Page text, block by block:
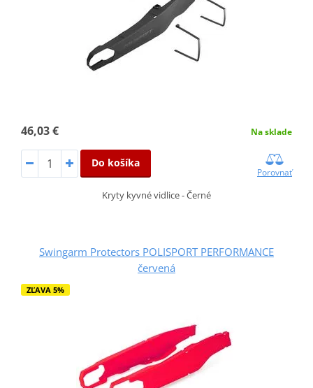
46,03 € Na sklade
Do košíka
Porovnať
Kryty kyvné vidlice - Černé
Swingarm Protectors POLISPORT PERFORMANCE
červená
ZĽAVA 5%